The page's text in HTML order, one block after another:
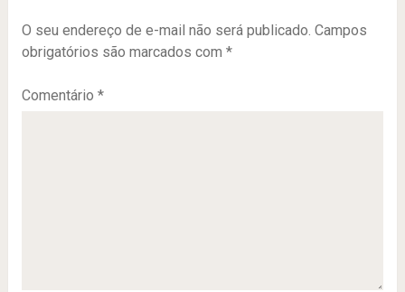
O seu endereço de e-mail não será publicado. Campos
obrigatórios são marcados com *
Comentário *